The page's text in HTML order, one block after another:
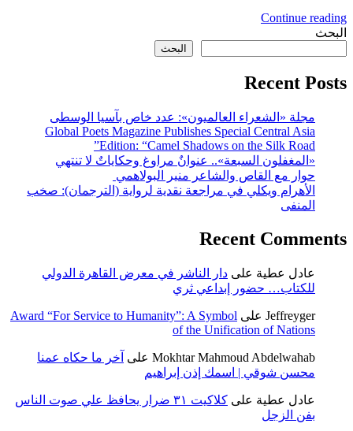
Continue reading
البحث
البحث
Recent Posts
مجلة «الشعراء العالميون»: عدد خاص بآسيا الوسطى
Global Poets Magazine Publishes Special Central Asia
Edition: “Camel Shadows on the Silk Road”
«المغفلون السبعة».. عنوانٌ مراوغ وحكاياتٌ لا تنتهي
حوار مع القاص والشاعر منير البولاهمي
الأهرام ويكلي في مراجعة نقدية لرواية (الترجمان): صخب
المنفى
Recent Comments
عادل عطية على دار الناشر في معرض القاهرة الدولي
للكتاب… حضور إبداعي ثري
Jeffreyger على Award “For Service to Humanity”: A Symbol
of the Unification of Nations
Mokhtar Mahmoud Abdelwahab على آخر ما حكاه عمنا
محسن شوقي | اسمك إذن إبراهيم
عادل عطية على
كلاكيت ٣١ ضرار يحافظ علي صوت الناس
بفن الزجل